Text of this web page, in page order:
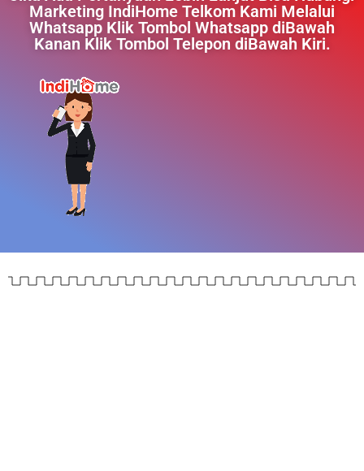
Marketing IndiHome Telkom Kami Melalui
Whatsapp Klik Tombol Whatsapp diBawah
Kanan Klik Tombol Telepon diBawah Kiri.